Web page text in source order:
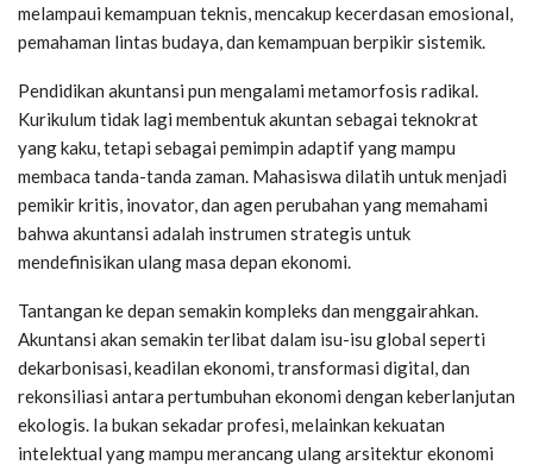
melampaui kemampuan teknis, mencakup kecerdasan emosional,
pemahaman lintas budaya, dan kemampuan berpikir sistemik.
Pendidikan akuntansi pun mengalami metamorfosis radikal.
Kurikulum tidak lagi membentuk akuntan sebagai teknokrat
yang kaku, tetapi sebagai pemimpin adaptif yang mampu
membaca tanda-tanda zaman. Mahasiswa dilatih untuk menjadi
pemikir kritis, inovator, dan agen perubahan yang memahami
bahwa akuntansi adalah instrumen strategis untuk
mendefinisikan ulang masa depan ekonomi.
Tantangan ke depan semakin kompleks dan menggairahkan.
Akuntansi akan semakin terlibat dalam isu-isu global seperti
dekarbonisasi, keadilan ekonomi, transformasi digital, dan
rekonsiliasi antara pertumbuhan ekonomi dengan keberlanjutan
ekologis. Ia bukan sekadar profesi, melainkan kekuatan
intelektual yang mampu merancang ulang arsitektur ekonomi